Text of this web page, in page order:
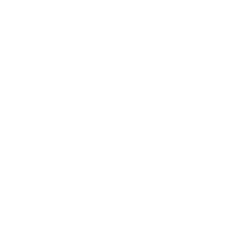
了承ください。
き作成されるも
をご了承くださ
です。
ありません。
です。
ず変更すること
1000ppm以下、
) : 1000ppm、
、
可)を取得する
これらの製造装
通知します。
ムロン制御